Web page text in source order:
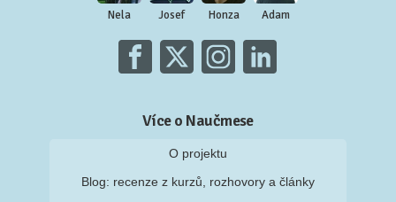
Nela Josef Honza Adam
Více o Naučmese
O projektu
Blog: recenze z kurzů, rozhovory a články